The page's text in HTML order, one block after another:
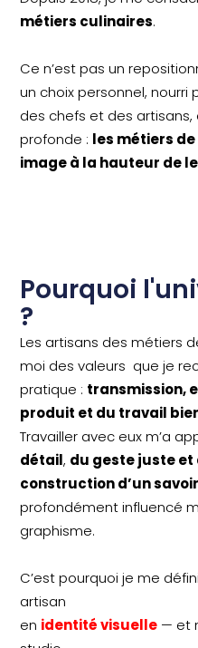
métiers culinaires.
Ce n’est pas un
un choix personnel,
des chefs et des
profonde : les métiers
image à la hauteur de
Pourquoi
?
Les artisans des métiers
moi des valeurs que je
pratique : transmission,
produit et du travail
Travailler avec eux m’a
détail, du gestejuste et
construction d’un
profondément influencé
graphisme.
C’est pourquoi je me
artisan
en identité visuelle — et